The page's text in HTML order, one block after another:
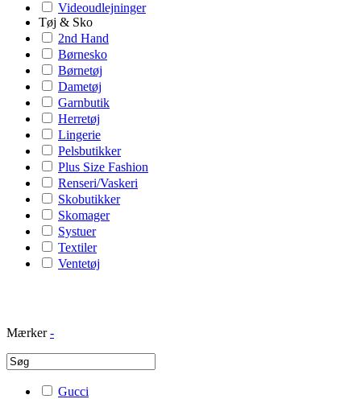
Videoudlejninger
Tøj & Sko
2nd Hand
Børnesko
Børnetøj
Dametøj
Garnbutik
Herretøj
Lingerie
Pelsbutikker
Plus Size Fashion
Renseri/Vaskeri
Skobutikker
Skomager
Systuer
Textiler
Ventetøj
Mærker -
Gucci